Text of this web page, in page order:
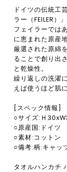
ドイツの伝統工
ラー（FEILER）」
フェイラーでは
に恵まれた原産
厳選された原綿
ることで創り出
と乾燥性。
繰り返しの洗濯
えば使うほど肌
[スペック情報]
○サイズ:Ｈ
○原産国:ドイツ
○素材:コットン
○備考:柄:キャッ
タオルハンカチ